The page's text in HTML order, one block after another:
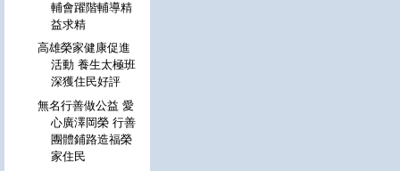
輔會躍階輔導精
益求精
高雄榮家健康促進
活動 養生太極班
深獲住民好評
無名行善做公益 愛
心廣澤岡榮 行善
團體鋪路造福榮
家住民